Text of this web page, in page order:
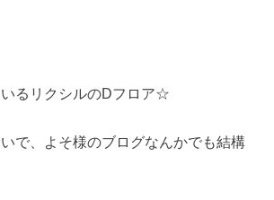
るリクシルのDフロア☆
で、よそ様のブログなんかでも結構